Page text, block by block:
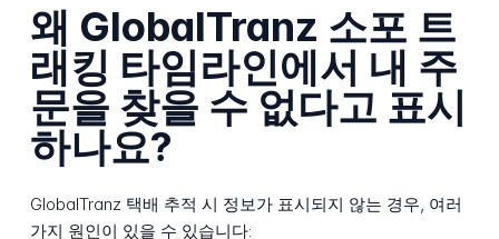
왜 GlobalTranz 소포 트
래킹 타임라인에서 내 주
문을 찾을 수 없다고 표시
하나요?
GlobalTranz 택배 추적 시 정보가 표시되지 않는 경우, 여러
가지 원인이 있을 수 있습니다: